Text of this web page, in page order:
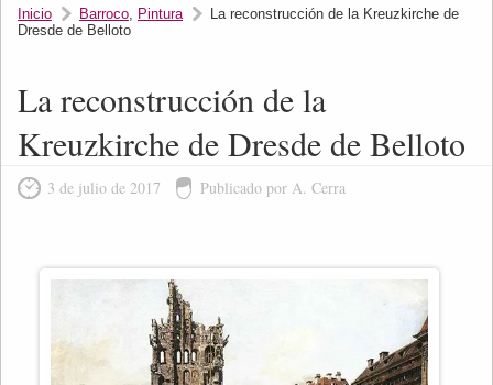
Inicio Barroco, Pintura
La reconstrucción de la Kreuzkirche de
Dresde de Belloto
La reconstrucción de la
Kreuzkirche de Dresde de Belloto
3 de julio de 2017 Publicado por A. Cerra